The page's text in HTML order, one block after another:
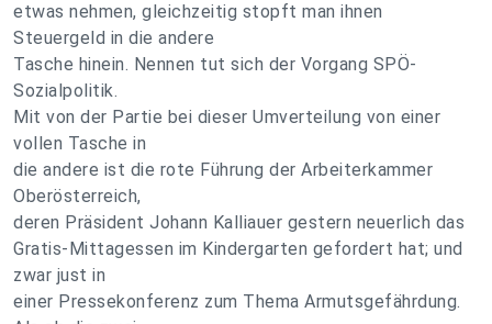
etwas nehmen, gleichzeitig stopft man ihnen
Steuergeld in die andere
Tasche hinein. Nennen tut sich der Vorgang SPÖ-
Sozialpolitik.
Mit von der Partie bei dieser Umverteilung von einer
vollen Tasche in
die andere ist die rote Führung der Arbeiterkammer
Oberösterreich,
deren Präsident Johann Kalliauer gestern neuerlich das
Gratis-Mittagessen im Kindergarten gefordert hat; und
zwar just in
einer Pressekonferenz zum Thema Armutsgefährdung.